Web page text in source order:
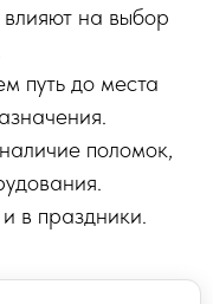
на выбор
путь до места
поломок,
в праздники.